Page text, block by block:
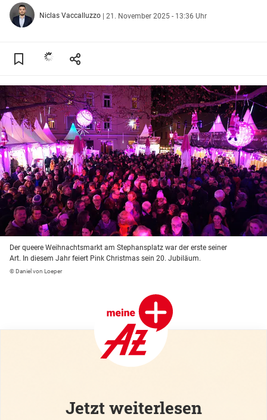
Niclas Vaccalluzzo | 21. November 2025 - 13:36 Uhr
Der queere Weihnachtsmarkt am Stephansplatz war der erste seiner
Art. In diesem Jahr feiert Pink Christmas sein 20. Jubiläum.
© Daniel von Loeper
Jetzt weiterlesen